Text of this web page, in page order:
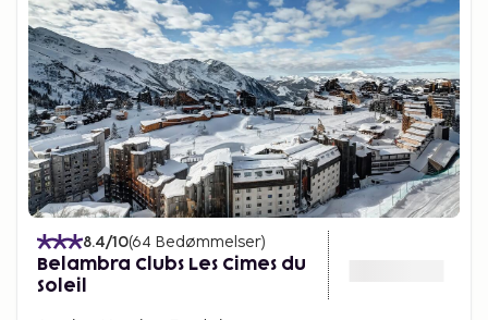
8.4/10(64 Bedømmelser)
Belambra Clubs Les Cimes du
Soleil